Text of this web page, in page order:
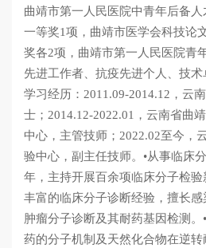
曲靖市第一人民医院中青年后备
一等奖1项，曲靖市医学会科技论
奖各2项，曲靖市第一人民医院青
先进工作者、抗疫先进个人、技
学习经历：2011.09-2014.12，云
士；2014.12-2022.01，云南省曲
中心，主管技师；2022.02至今，
验中心，副主任技师。•从事临床
年，主持开展百余项临床分子检
丰富的临床分子诊断经验，擅长
肿瘤分子诊断及其耐药基因检测
药的分子机制及天然化合物在逆